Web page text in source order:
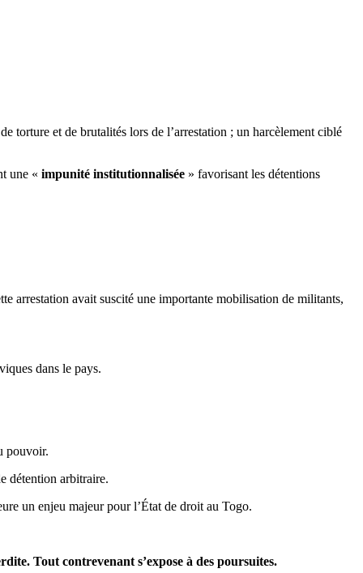
torture et de brutalités lors de l’arrestation ; un harcèlement ciblé
une « impunité institutionnalisée » favorisant les détentions
arrestation avait suscité une importante mobilisation de militants,
dans le pays.
pouvoir.
détention arbitraire.
un enjeu majeur pour l’État de droit au Togo.
Tout contrevenant s’expose à des poursuites.